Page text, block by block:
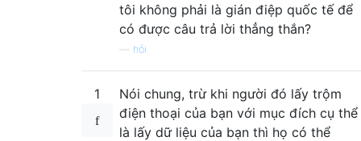
tôi không phải là gián điệp quốc tế để
có được câu trả lời thẳng thắn?
hỏi
1
Nói chung, trừ khi người đó lấy trộm
điện thoại của bạn với mục đích cụ thể
là lấy dữ liệu của bạn thì họ có thể